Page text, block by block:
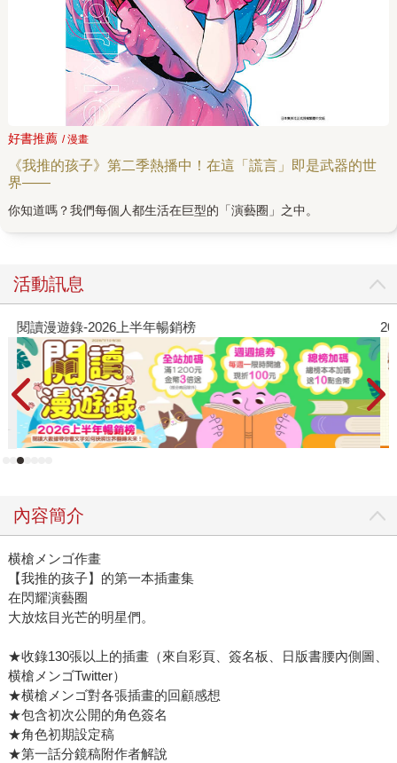
好書推薦 / 漫畫
《我推的孩子》第二季熱播中！在這「謊言」即是武器的世
界——
你知道嗎？我們每個人都生活在巨型的「演藝圈」之中。
活動訊息
閱讀漫遊錄-2026上半年暢銷榜
內容簡介
横槍メンゴ作畫
【我推的孩子】的第一本插畫集
在閃耀演藝圈
大放炫目光芒的明星們。
★收錄130張以上的插畫（來自彩頁、簽名板、日版書腰內側圖、
横槍メンゴTwitter）
★横槍メンゴ對各張插畫的回顧感想
★包含初次公開的角色簽名
★角色初期設定稿
★第一話分鏡稿附作者解說